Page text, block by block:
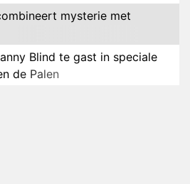
mysterie met
Blind te gast in speciale
de Palen